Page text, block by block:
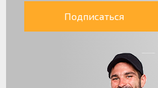
Подписаться